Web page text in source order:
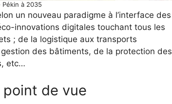
Pékin à 2035
un nouveau paradigme à l’interface des
innovations digitales touchant tous les
; de la logistique aux transports
des bâtiments, de la protection des
etc…
point de vue